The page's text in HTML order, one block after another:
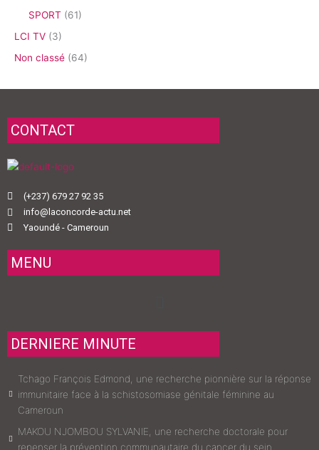
SPORT (61)
LCI TV (3)
Non classé (64)
CONTACT
(+237) 679 27 92 35
info@laconcorde-actu.net
Yaoundé - Cameroun
MENU
DERNIERE MINUTE
Tchago François Edmond, une recherche pionnière sur la réponse
immunitaire face à la schistosomiase génitale féminine au
Cameroun
MAKOU NJOMBOU SYLVANIE, une recherche doctorale pour
repenser la prévention communautaire du cancer du sein